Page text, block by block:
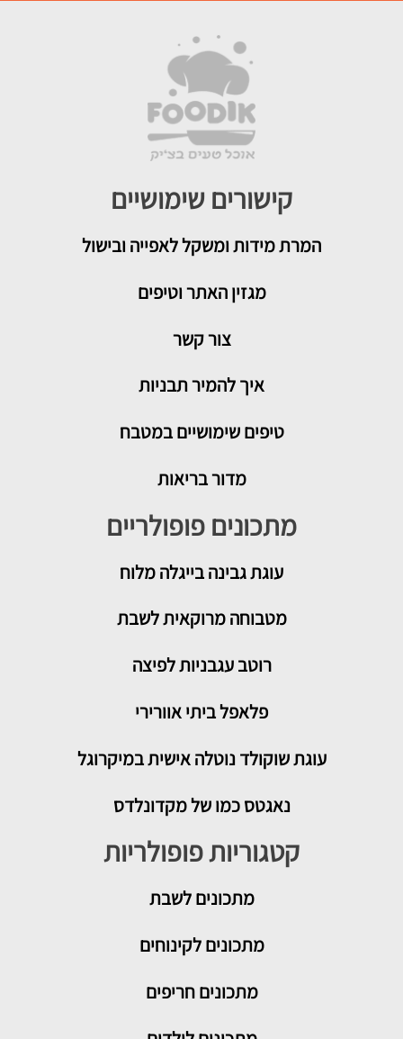
קישורים שימושיים
המרת מידות ומשקל לאפייה ובישול
מגזין האתר וטיפים
צור קשר
איך להמיר תבניות
טיפים שימושיים במטבח
מדור בריאות
מתכונים פופולריים
עוגת גבינה בייגלה מלוח
מטבוחה מרוקאית לשבת
רוטב עגבניות לפיצה
פלאפל ביתי אוורירי
עוגת שוקולד נוטלה אישית במיקרוגל
נאגטס כמו של מקדונלדס
קטגוריות פופולריות
מתכוניםלשבת
מתכונים לקינוחים
מתכונים חריפים